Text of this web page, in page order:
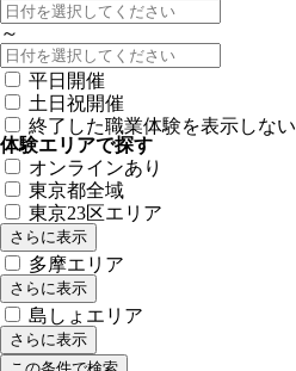
～
平日開催
土日祝開催
終了した職業体験を表示しない
体験エリアで探す
オンラインあり
東京都全域
東京23区エリア
さらに表示
多摩エリア
さらに表示
島しょエリア
さらに表示